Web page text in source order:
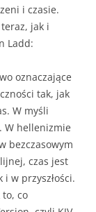
i czasie.
jak i
Ladd:
oznaczające
tak, jak
W myśli
W hellenizmie
bezczasowym
czas jest
w przyszłości.
to, co